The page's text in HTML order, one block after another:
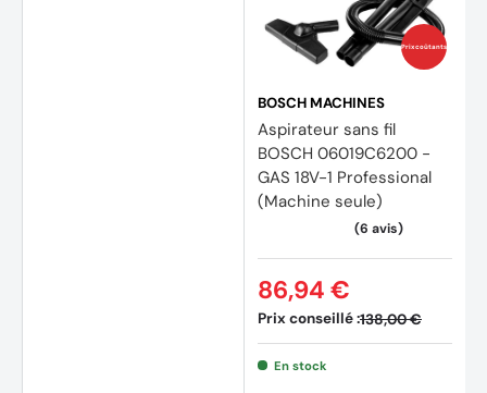
Prix coûtants
BOSCH MACHINES
Aspirateur sans fil
BOSCH 06019C6200 -
GAS 18V-1 Professional
(Machine seule)
Prix conseillé :138,00 €
86,94 €
En stock